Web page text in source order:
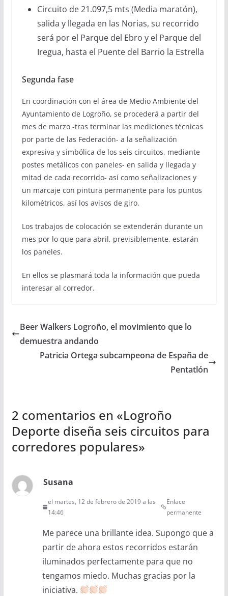
Circuito de 21.097,5 mts (Media maratón),
salida y llegada en las Norias, su recorrido
será por el Parque del Ebro y el Parque del
Iregua, hasta el Puente del Barrio la Estrella
Segunda fase
En coordinación con el área de Medio Ambiente del
Ayuntamiento de Logroño, se procederá a partir del
mes de marzo -tras terminar las mediciones técnicas
por parte de las Federación- a la señalización
expresiva y simbólica de los seis circuitos, mediante
postes metálicos con paneles- en salida y llegada y
mitad de cada recorrido- así como señalizaciones y
un marcaje con pintura permanente para los puntos
kilométricos, así los avisos de giro.
Los trabajos de colocación se extenderán durante un
mes por lo que para abril, previsiblemente, estarán
los paneles.
En ellos se plasmará toda la información que pueda
interesar al corredor.
Beer Walkers Logroño, el movimiento que lo
demuestra andando
Patricia Ortega subcampeona de España de
Pentatlón
2 comentarios en «Logroño
Deporte diseña seis circuitos para
corredores populares»
Susana
el martes, 12 de febrero de 2019 a las
14:46
Enlace
permanente
Me parece una brillante idea. Supongo que a
partir de ahora estos recorridos estarán
iluminados perfectamente para que no
tengamos miedo. Muchas gracias por la
iniciativa.